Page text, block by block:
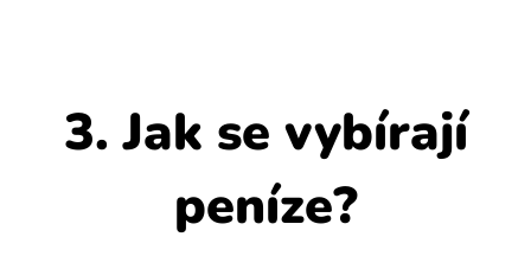
3. Jak se vybírají
peníze?